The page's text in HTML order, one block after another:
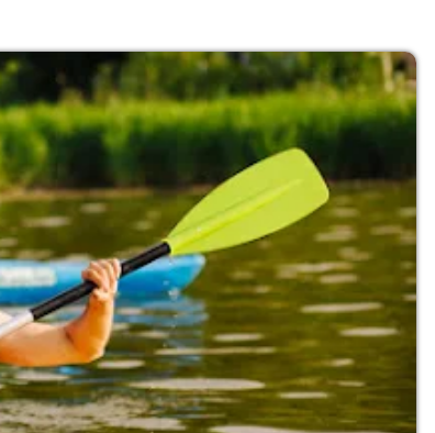
Subasta de CITGO: Cronograma y Ofertas en
Delaware